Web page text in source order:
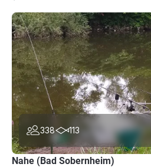
338 113
Nahe (Bad Sobernheim)